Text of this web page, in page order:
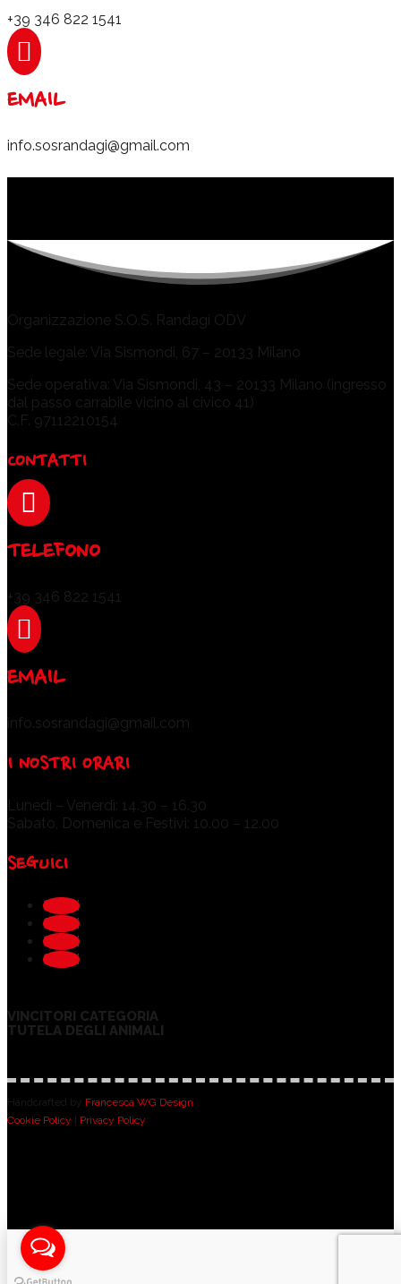
+39 346 822 1541

EMAIL
info.sosrandagi@gmail.com
Organizzazione S.O.S. Randagi ODV
Sede legale: Via Sismondi, 67 – 20133 Milano
Sede operativa: Via Sismondi, 43 – 20133 Milano (ingresso
dal passo carrabile vicino al civico 41)
C.F. 97112210154
CONTATTI

TELEFONO
+39 346 822 1541

EMAIL
info.sosrandagi@gmail.com
I NOSTRI ORARI
Lunedì – Venerdì: 14.30 – 16.30
Sabato, Domenica e Festivi: 10.00 – 12.00
SEGUICI
Segui
Segui
Segui
Segui
VINCITORI CATEGORIA
TUTELA DEGLI ANIMALI
Handcrafted by Francesca WG Design
Cookie Policy
Privacy Policy